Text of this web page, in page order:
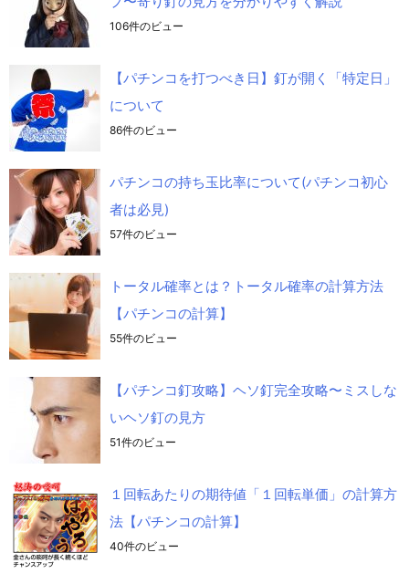
106件のビュー
【パチンコを打つべき日】釘が開く「特定日」
について
86件のビュー
パチンコの持ち玉比率について(パチンコ初心
者は必見)
57件のビュー
トータル確率とは？トータル確率の計算方法
【パチンコの計算】
55件のビュー
【パチンコ釘攻略】ヘソ釘完全攻略〜ミスしな
いヘソ釘の見方
51件のビュー
１回転あたりの期待値「１回転単価」の計算方
法【パチンコの計算】
40件のビュー